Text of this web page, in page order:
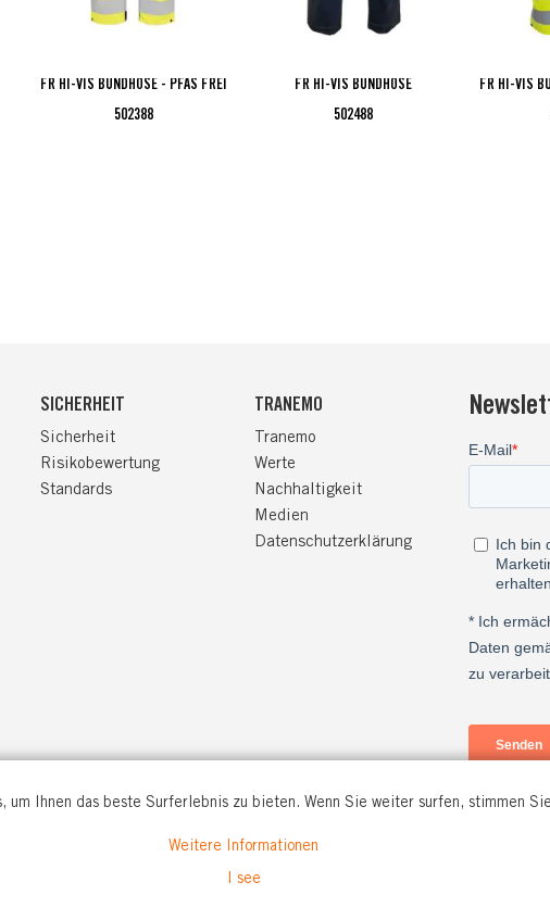
FR HI-VIS BUNDHOSE - PFAS FREI
502388
FR HI-VIS BUNDHOSE
502488
FR HI-VIS
SICHERHEIT
Sicherheit
Risikobewertung
Standards
TRANEMO
Tranemo
Werte
Nachhaltigkeit
Medien
Datenschutzerklärung
um Ihnen das beste Surferlebnis zu bieten. Wenn Sie weiter surfen, stimmen
Weitere Informationen
I see